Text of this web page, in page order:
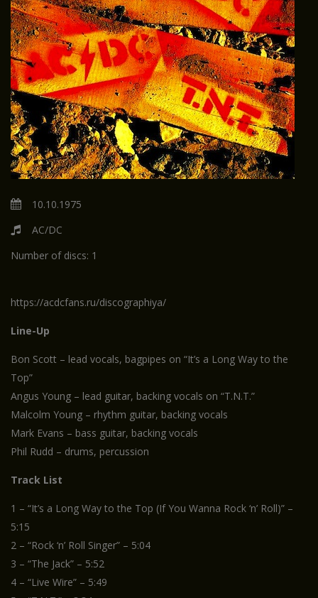
10.10.1975
AC/DC
Number of discs: 1
https://acdcfans.ru/discographiya/
Line-Up
Bon Scott – lead vocals, bagpipes on “It’s a Long Way to the
Top”
Angus Young – lead guitar, backing vocals on “T.N.T.”
Malcolm Young – rhythm guitar, backing vocals
Mark Evans – bass guitar, backing vocals
Phil Rudd – drums, percussion
Track List
1 – “It’s a Long Way to the Top (If You Wanna Rock ‘n’ Roll)” –
5:15
2 – “Rock ‘n’ Roll Singer” – 5:04
3 – “The Jack” – 5:52
4 – “Live Wire” – 5:49